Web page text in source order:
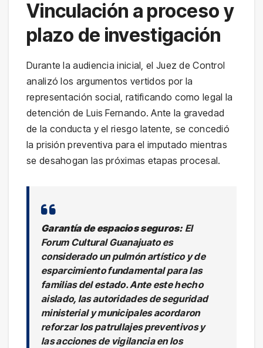
Vinculación a proceso y
plazo de investigación
Durante la audiencia inicial, el Juez de Control
analizó los argumentos vertidos por la
representación social, ratificando como legal la
detención de Luis Fernando. Ante la gravedad
de la conducta y el riesgo latente, se concedió
la prisión preventiva para el imputado mientras
se desahogan las próximas etapas procesal.
Garantía de espacios seguros: El
Forum Cultural Guanajuato es
considerado un pulmón artístico y de
esparcimiento fundamental para las
familias del estado. Ante este hecho
aislado, las autoridades de seguridad
ministerial y municipales acordaron
reforzar los patrullajes preventivos y
las acciones de vigilancia en los